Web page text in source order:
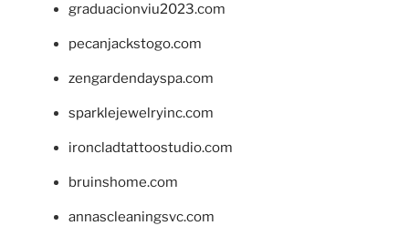
graduacionviu2023.com
pecanjackstogo.com
zengardendayspa.com
sparklejewelryinc.com
ironcladtattoostudio.com
bruinshome.com
annascleaningsvc.com